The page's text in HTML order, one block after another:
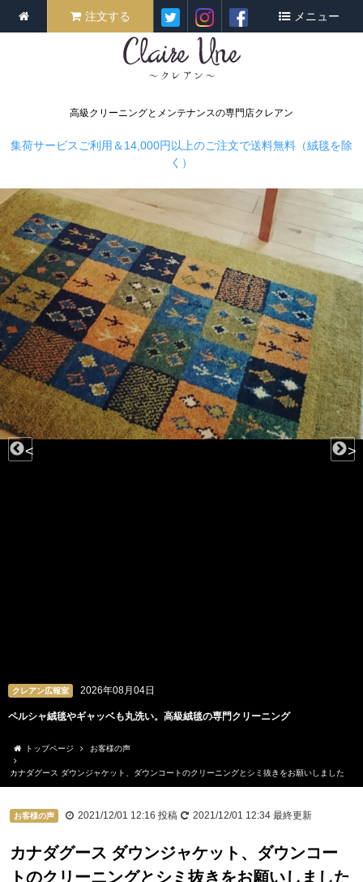
高級クリーニングとメンテナンスの専門店クレアン
注文する メニュー
集荷サービスご利用＆14,000円以上のご注文で送料無料（絨毯を除
く）
クレアン広報室 2026年08月04日
ペルシャ絨毯やギャッベも丸洗い。高級絨毯の専門クリーニング
< >
トップページ お客様の声
カナダグース ダウンジャケット、ダウンコートのクリーニングとシミ抜きをお願いしました
お客様の声 2021/12/01 12:16 投稿 2021/12/01 12:34 最終更新
カナダグース ダウンジャケット、ダウンコー
トのクリーニングとシミ抜きをお願いしました